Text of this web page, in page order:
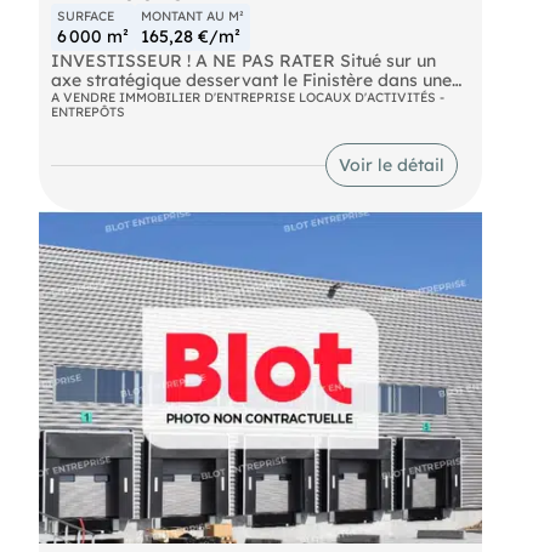
SURFACE
6 000 m²
MONTANT AU M²
165,28 €/m²
INVESTISSEUR ! A NE PAS RATER Situé sur un
axe stratégique desservant le Finistère dans une
zone artisanale, très beau bâtiment en parfait
état, composé de bureaux, salle de réunion, salle
de pause, carport et hangar, le tout dans un
parfait état. La superficie importante du terrain
permettant un agrandissement voir un nouveau
visibilité parfaite des axes routiers ne fait
qu'augmenter l'intérêt de cette affaire. A voir
absolument. 1000 m2 de bâtiment, terrain 6000
m2.
A VENDRE IMMOBILIER D'ENTREPRISE LOCAUX D'ACTIVITÉS -
ENTREPÔTS
Voir le détail